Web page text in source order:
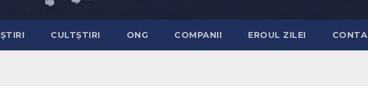
ȘTIRI CULTȘTIRI ONG COMPANII EROUL ZILEI